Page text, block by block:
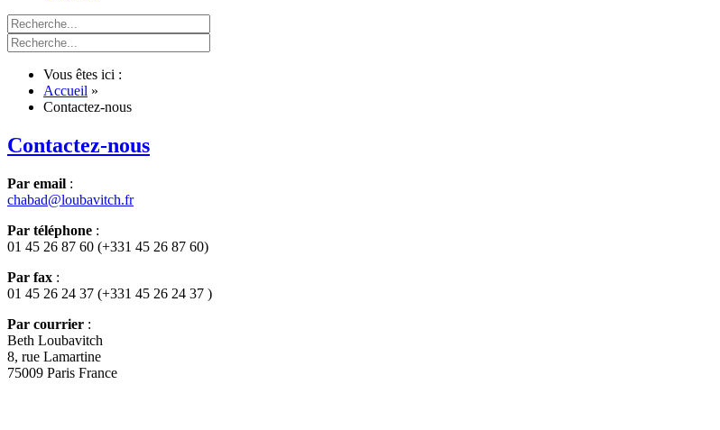
Vous êtes ici :
Accueil »
Contactez-nous
Contactez-nous
Par email :
chabad@loubavitch.fr
Par téléphone :
01 45 26 87 60 (+331 45 26 87 60)
Par fax :
01 45 26 24 37 (+331 45 26 24 37 )
Par courrier :
Beth Loubavitch
8, rue Lamartine
75009 Paris France